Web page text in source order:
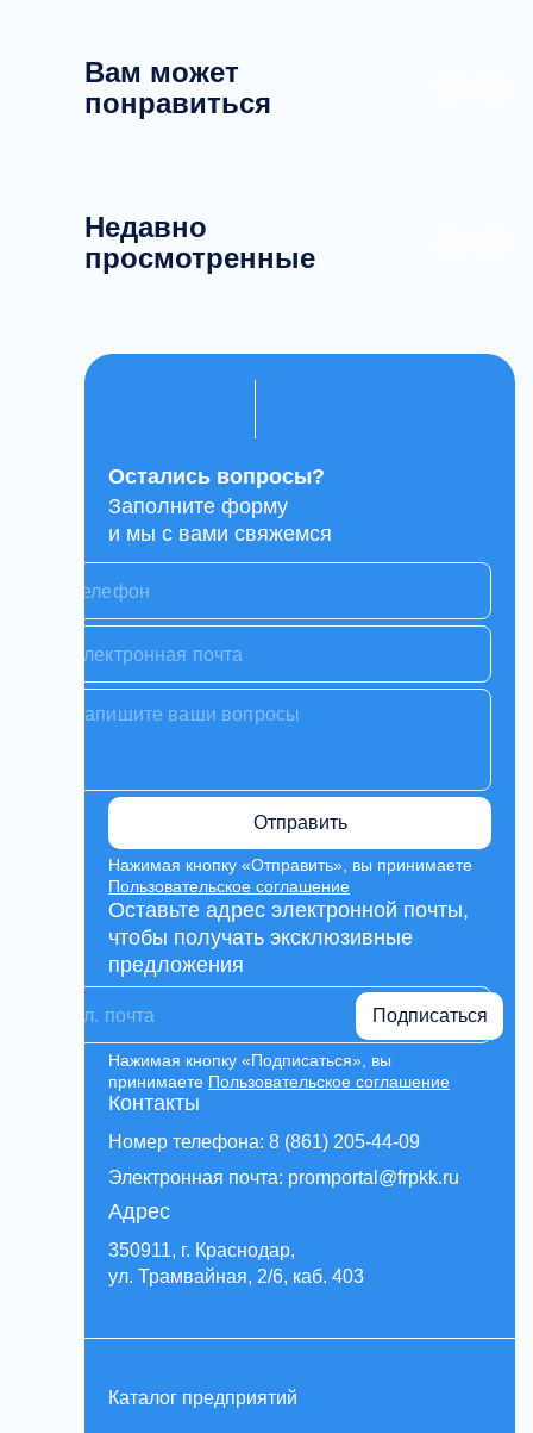
Вам может
понравиться
Недавно
просмотренные
Контакты
Номер телефона: 8 (861) 205-44-09
Электронная почта: promportal@frpkk.ru
Адрес
350911, г. Краснодар,
ул. Трамвайная, 2/6, каб. 403
Остались вопросы?
Заполните форму
и мы с вами свяжемся
Отправить
Нажимая кнопку «Отправить», вы принимаете
Пользовательское соглашение
Оставьте адрес электронной почты,
чтобы получать эксклюзивные
предложения
Подписаться
Нажимая кнопку «Подписаться», вы
принимаете Пользовательское соглашение
Каталог предприятий